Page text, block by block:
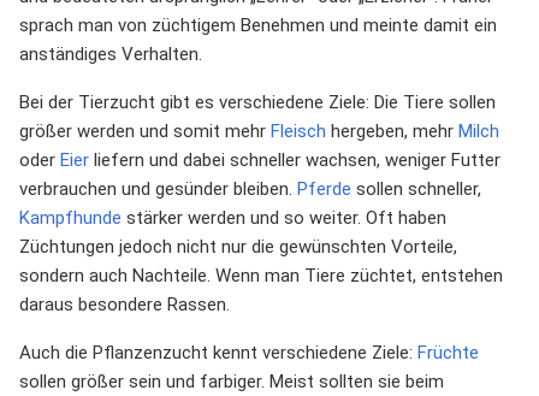
sprach man von züchtigem Benehmen und meinte damit ein
anständiges Verhalten.
Bei der Tierzucht gibt es verschiedene Ziele: Die Tiere sollen
größer werden und somit mehr Fleisch hergeben, mehr Milch
oder Eier liefern und dabei schneller wachsen, weniger Futter
verbrauchen und gesünder bleiben. Pferde sollen schneller,
Kampfhunde stärker werden und so weiter. Oft haben
Züchtungen jedoch nicht nur die gewünschten Vorteile,
sondern auch Nachteile. Wenn man Tiere züchtet, entstehen
daraus besondere Rassen.
Auch die Pflanzenzucht kennt verschiedene Ziele: Früchte
sollen größer sein und farbiger. Meist sollten sie beim